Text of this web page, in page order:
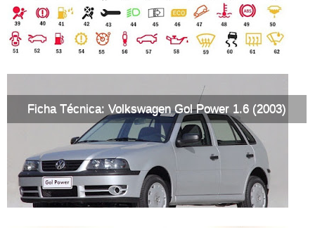
Ficha Técnica: Volkswagen Gol Power 1.6 (2003)